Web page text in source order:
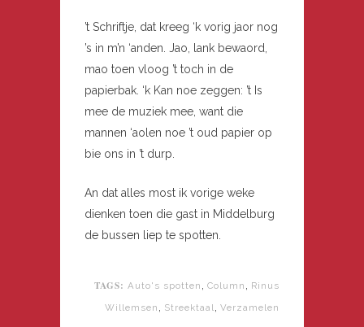
’t Schriftje, dat kreeg ‘k vorig jaor nog
’s in m’n ‘anden. Jao, lank bewaord,
mao toen vloog ’t toch in de
papierbak. ‘k Kan noe zeggen: ’t Is
mee de muziek mee, want die
mannen ‘aolen noe ’t oud papier op
bie ons in ’t durp.
An dat alles most ik vorige weke
dienken toen die gast in Middelburg
de bussen liep te spotten.
TAGS: Auto's spotten , Column , Rinus
Willemsen , Streektaal, Verzamelen